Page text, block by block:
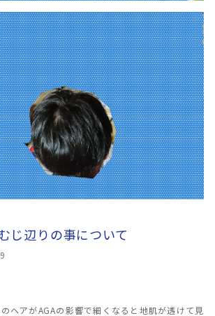
じ辺りの事について
ヘアがAGAの影響で細くなると地肌が透けて見